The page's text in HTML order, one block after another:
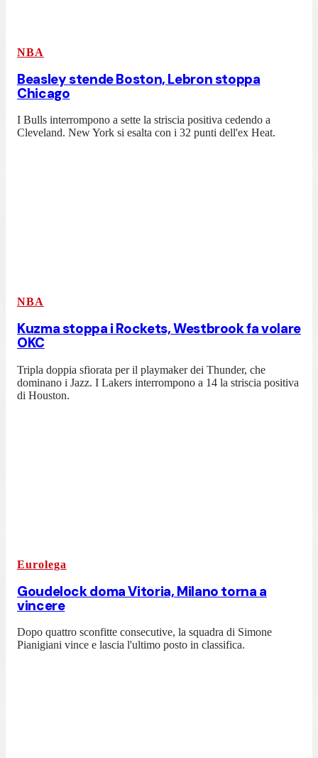
NBA
Beasley stende Boston, Lebron stoppa
Chicago
I Bulls interrompono a sette la striscia positiva cedendo a
Cleveland. New York si esalta con i 32 punti dell'ex Heat.
NBA
Kuzma stoppa i Rockets, Westbrook fa volare
OKC
Tripla doppia sfiorata per il playmaker dei Thunder, che
dominano i Jazz. I Lakers interrompono a 14 la striscia positiva
di Houston.
Eurolega
Goudelock doma Vitoria, Milano torna a
vincere
Dopo quattro sconfitte consecutive, la squadra di Simone
Pianigiani vince e lascia l'ultimo posto in classifica.